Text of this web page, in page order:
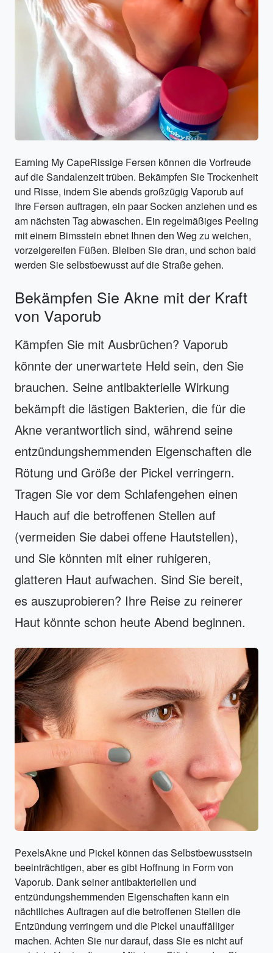
Earning My CapeRissige Fersen können die Vorfreude
auf die Sandalenzeit trüben. Bekämpfen Sie Trockenheit
und Risse, indem Sie abends großzügig Vaporub auf
Ihre Fersen auftragen, ein paar Socken anziehen und es
am nächsten Tag abwaschen. Ein regelmäßiges Peeling
mit einem Bimsstein ebnet Ihnen den Weg zu weichen,
vorzeigereifen Füßen. Bleiben Sie dran, und schon bald
werden Sie selbstbewusst auf die Straße gehen.
Bekämpfen Sie Akne mit der Kraft
von Vaporub
Kämpfen Sie mit Ausbrüchen? Vaporub
könnte der unerwartete Held sein, den Sie
brauchen. Seine antibakterielle Wirkung
bekämpft die lästigen Bakterien, die für die
Akne verantwortlich sind, während seine
entzündungshemmenden Eigenschaften die
Rötung und Größe der Pickel verringern.
Tragen Sie vor dem Schlafengehen einen
Hauch auf die betroffenen Stellen auf
(vermeiden Sie dabei offene Hautstellen),
und Sie könnten mit einer ruhigeren,
glatteren Haut aufwachen. Sind Sie bereit,
es auszuprobieren? Ihre Reise zu reinerer
Haut könnte schon heute Abend beginnen.
PexelsAkne und Pickel können das Selbstbewusstsein
beeinträchtigen, aber es gibt Hoffnung in Form von
Vaporub. Dank seiner antibakteriellen und
entzündungshemmenden Eigenschaften kann ein
nächtliches Auftragen auf die betroffenen Stellen die
Entzündung verringern und die Pickel unauffälliger
machen. Achten Sie nur darauf, dass Sie es nicht auf